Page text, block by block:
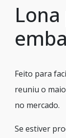
Feito para
reuniu o
no mercado.
Se estiver